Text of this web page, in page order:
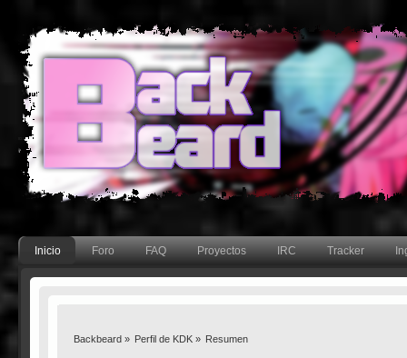
Inicio Foro FAQ Proyectos IRC Tracker
Backbeard» Perfil de KDK» Resumen